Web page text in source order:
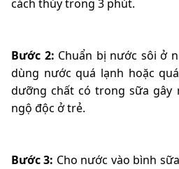
cách thủy trong 3 phút.
Bước 2: Chuẩn bị nước sôi ở
dùng nước quá lạnh hoặc
dưỡng chất có trong sữa gây
ngộ độc ở trẻ.
Bước 3: Cho nước vào bình